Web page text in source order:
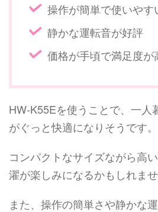
操作が簡単で使いやす
静かな運転音が好評
価格が手頃で満足度が
HW-K55Eを使うことで、一人
がぐっと快適になりそうです。
コンパクトなサイズながら高
濯が楽しみになるかもしれませ
また、操作の簡単さや静かな